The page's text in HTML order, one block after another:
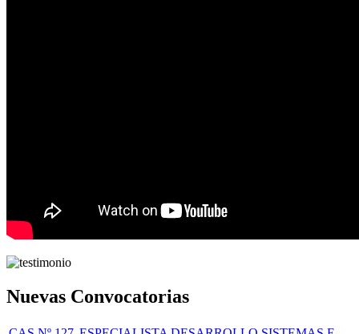
Nuevas Convocatorias